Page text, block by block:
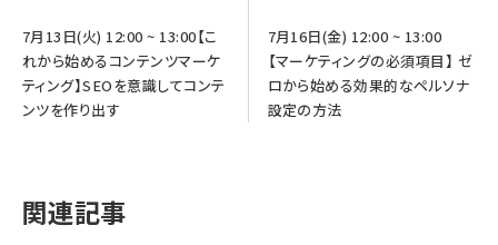
7月13日(火) 12:00 ~ 13:00【こ
れから始めるコンテンツマーケ
ティング】SEOを意識してコンテ
ンツを作り出す
7月16日(金) 12:00 ~ 13:00
【マーケティングの必須項目】 ゼ
ロから始める効果的なペルソナ
設定の方法
関連記事